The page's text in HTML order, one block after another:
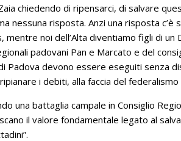
chiedendo di ripensarci, di salvare
nessuna risposta. Anzi una risposta
mentre noi dell’Alta diventiamo figli di
padovani Pan e Marcato e del
Padova devono essere eseguiti senza
i debiti, alla faccia del
una battaglia campale in Consiglio
il valore fondamentale legato al